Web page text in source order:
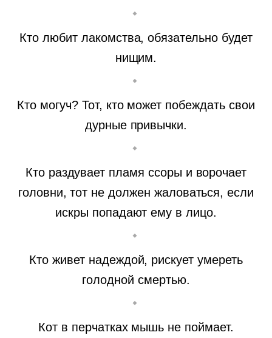
Кто любит лакомства, обязательно будет
нищим.
Кто могуч? Тот, кто может побеждать свои
дурные привычки.
Кто раздувает пламя ссоры и ворочает
головни, тот не должен жаловаться, если
искры попадают ему в лицо.
Кто живет надеждой, рискует умереть
голодной смертью.
Кот в перчатках мышь не поймает.